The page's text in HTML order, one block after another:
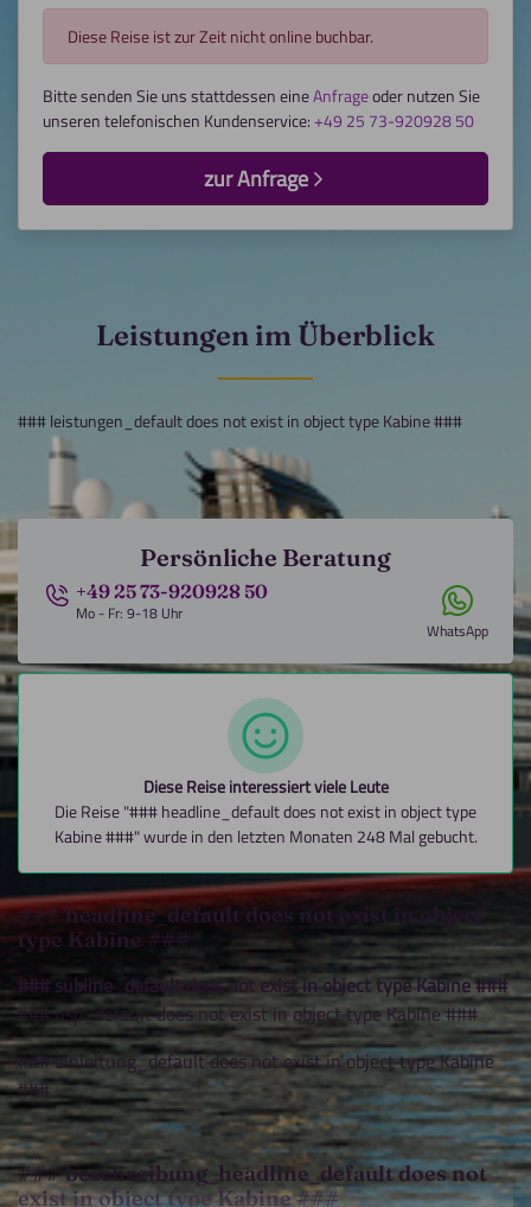
### headline_default does not exist in object
type Kabine ###
### subline_default does not exist in object type Kabine ###
### usp_default does not exist in object type Kabine ###
### einleitung_default does not exist in object type Kabine
###
### beschreibung_headline_default does not
exist in object type Kabine ###
Diese Reise ist zur Zeit nicht online buchbar.
Bitte senden Sie uns stattdessen eineAnfrageoder nutzen Sie
unseren telefonischen Kundenservice:+49 25 73-920928 50
zur Anfrage
Leistungen im Überblick
### leistungen_default does not exist in object type Kabine ###
Persönliche Beratung
+49 25 73-920928 50
Mo - Fr: 9-18 Uhr
WhatsApp
Diese Reise interessiert viele Leute
Die Reise "### headline_default does not exist in object type
Kabine ###" wurde in den letzten Monaten 248 Mal gebucht.